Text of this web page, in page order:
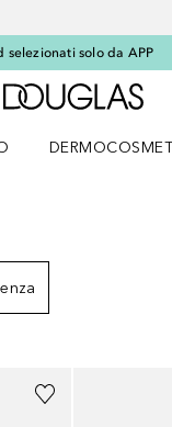
selezionati solo da APP
A